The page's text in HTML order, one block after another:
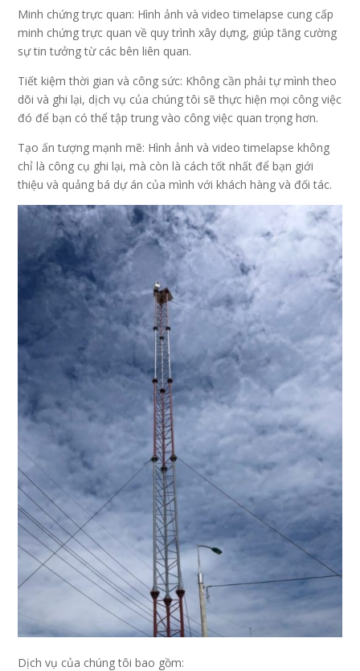
Minh chứng trực quan: Hình ảnh và video timelapse cung cấp
minh chứng trực quan về quy trình xây dựng, giúp tăng cường
sự tin tưởng từ các bên liên quan.
Tiết kiệm thời gian và công sức: Không cần phải tự mình theo
dõi và ghi lại, dịch vụ của chúng tôi sẽ thực hiện mọi công việc
đó để bạn có thể tập trung vào công việc quan trọng hơn.
Tạo ấn tượng mạnh mẽ: Hình ảnh và video timelapse không
chỉ là công cụ ghi lại, mà còn là cách tốt nhất để bạn giới
thiệu và quảng bá dự án của mình với khách hàng và đối tác.
Dịch vụ của chúng tôi bao gồm: